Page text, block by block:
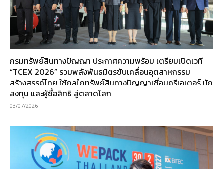
กรมทรัพย์สินทางปัญญา ประกาศความพร้อม เตรียมเปิดเวที
“TCEX 2026” รวมพลังพันธมิตรขับเคลื่อนอุตสาหกรรม
สร้างสรรค์ไทย ใช้กลไกทรัพย์สินทางปัญญาเชื่อมครีเอเตอร์ นัก
ลงทุน และผู้ซื้อสิทธิ สู่ตลาดโลก
03/07/2026